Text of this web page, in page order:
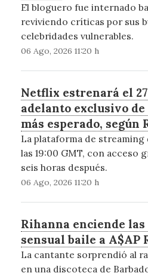
El bloguero fue internado
reviviendo críticas por sus
celebridades vulnerables.
06 Ago, 2026 11:20 h
Netflix estrenará el
adelanto exclusivo de
más esperado, según
La plataforma de streaming
las 19:00 GMT, con acceso
seis horas después.
06 Ago, 2026 11:20 h
Rihanna enciende las
sensual baile a A$AP
La cantante sorprendió al
en una discoteca de